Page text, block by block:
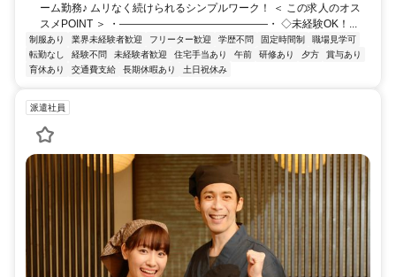
ーム勤務♪ ムリなく続けられるシンプルワーク！ ＜ この求人のオス
スメPOINT ＞ ・――――――――――――――・ ◇未経験OK！...
制服あり 業界未経験者歓迎 フリーター歓迎 学歴不問 固定時間制
職場見学可
転勤なし
経験不問 未経験者歓迎 住宅手当あり 午前 研修あり 夕方
賞与あり
育休あり
交通費支給 長期休暇あり 土日祝休み
派遣社員